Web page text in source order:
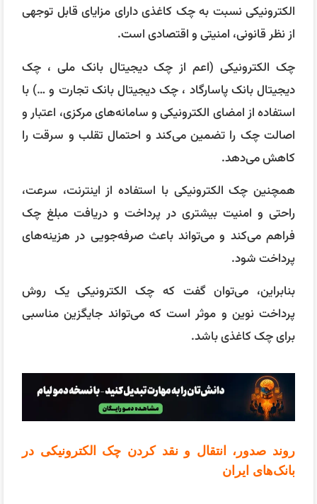
الکترونیکی نسبت به چک کاغذی دارای مزایای قابل توجهی
از نظر قانونی، امنیتی و اقتصادی است.
چک الکترونیکی (اعم از چک دیجیتال بانک ملی ، چک
دیجیتال بانک پاسارگاد ، چک دیجیتال بانک تجارت و …) با
استفاده از امضای الکترونیکی و سامانه‌های مرکزی، اعتبار و
اصالت چک را تضمین می‌کند و احتمال تقلب و سرقت را
کاهش می‌دهد.
همچنین چک الکترونیکی با استفاده از اینترنت، سرعت،
راحتی و امنیت بیشتری در پرداخت و دریافت مبلغ چک
فراهم می‌کند و می‌تواند باعث صرفه‌جویی در هزینه‌های
پرداخت شود.
بنابراین، می‌توان گفت که چک الکترونیکی یک روش
پرداخت نوین و موثر است که می‌تواند جایگزین مناسبی
برای چک کاغذی باشد.
روند صدور، انتقال و نقد کردن چک الکترونیکی در
بانک‌های ایران